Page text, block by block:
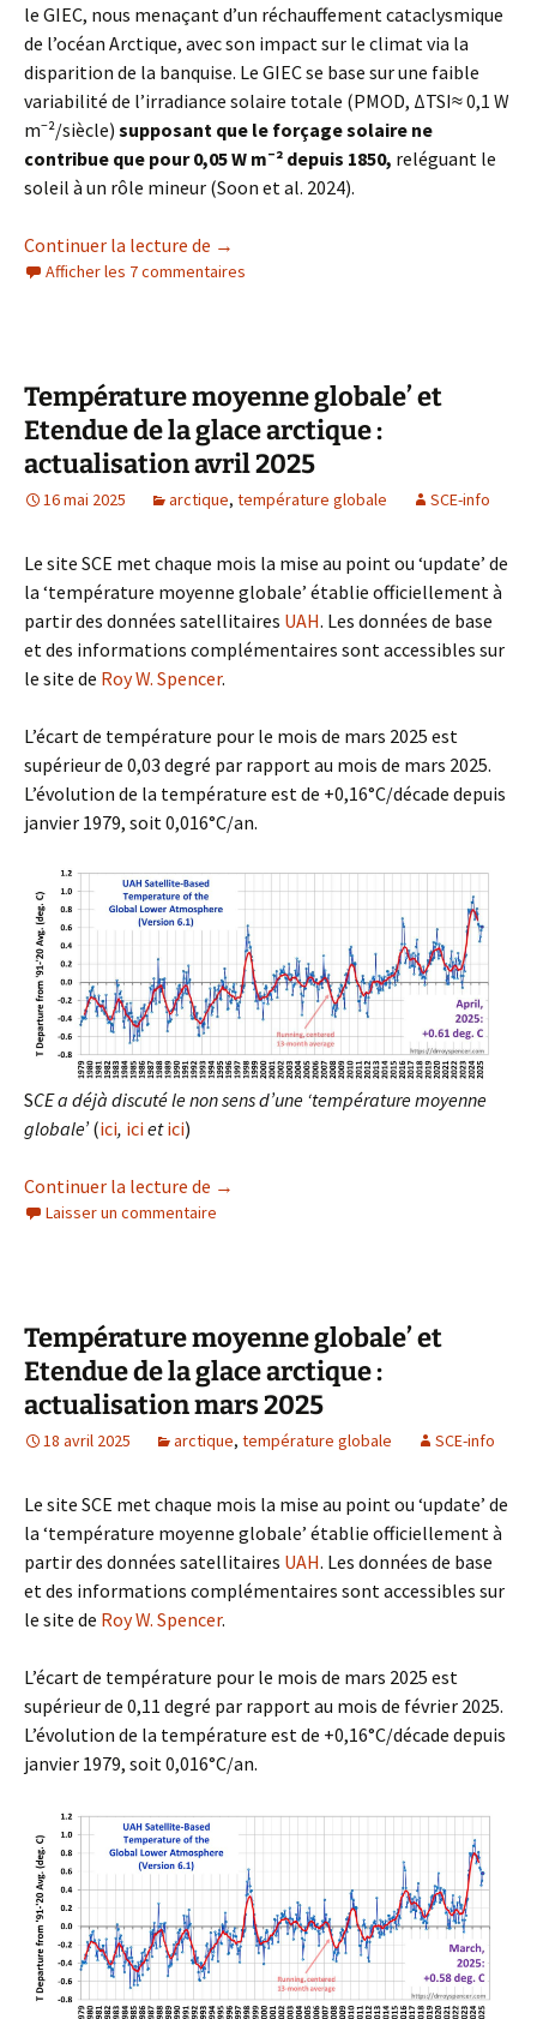
le GIEC, nous menaçant d’un réchauffement cataclysmique
de l’océan Arctique, avec son impact sur le climat via la
disparition de la banquise. Le GIEC se base sur une faible
variabilité de l’irradiance solaire totale (PMOD, ΔTSI≈ 0,1 W
m–²/siècle) supposant que le forçage solaire ne
contribue que pour 0,05 W m–² depuis 1850, reléguant le
soleil à un rôle mineur (Soon et al. 2024).
Continuer la lecture de Les avatars de la banquise arctique et
→
Afficher les 7 commentaires
Température moyenne globale’ et
Etendue de la glace arctique :
actualisation avril 2025
16 mai 2025 arctique, température globale SCE-info
Le site SCE met chaque mois la mise au point ou ‘update’ de
la ‘température moyenne globale’ établie officiellement à
partir des données satellitaires UAH. Les données de base
et des informations complémentaires sont accessibles sur
le site de Roy W. Spencer.
L’écart de température pour le mois de mars 2025 est
supérieur de 0,03 degré par rapport au mois de mars 2025.
L’évolution de la température est de +0,16°C/décade depuis
janvier 1979, soit 0,016°C/an.
SCE a déjà discuté le non sens d’une ‘température moyenne
globale’(ici, icietici)
Continuer la lecture de Température moyenne globale’ et
→
Laisser un commentaire
Température moyenne globale’ et
Etendue de la glace arctique :
actualisation mars 2025
18 avril 2025 arctique, température globale SCE-info
Le site SCE met chaque mois la mise au point ou ‘update’ de
la ‘température moyenne globale’ établie officiellement à
partir des données satellitaires UAH. Les données de base
et des informations complémentaires sont accessibles sur
le site de Roy W. Spencer.
L’écart de température pour le mois de mars 2025 est
supérieur de 0,11 degré par rapport au mois de février 2025.
L’évolution de la température est de +0,16°C/décade depuis
janvier 1979, soit 0,016°C/an.